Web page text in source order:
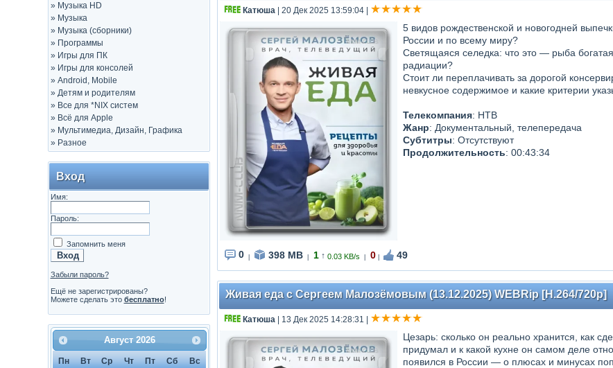
» Музыка HD
» Музыка
» Музыка (сборники)
» Программы
» Игры для ПК
» Игры для консолей
» Android, Mobile
» Детям и родителям
» Все для *NIX систем
» Всё для Apple
» Мультимедиа, Дизайн, Графика
» Разное
Вход
Имя:
Пароль:
Запомнить меня
Забыли пароль?
Ещё не зарегистрированы?
Можете сделать это бесплатно!
Август 2026
Пн Вт Ср Чт Пт Сб
Вс
Катюша| 20 Дек 2025 13:59:04|
5 видов рождественской и новогодней
России и по всему миру?
Светящаяся селедка: что это — рыба
радиации?
Стоит ли переплачивать за дорогой
невкусное содержимое и какие критерии
Телекомпания: НТВ
Жанр: Документальный, телепередача
Субтитры: Отсутствуют
Продолжительность: 00:43:34
0 398 MB 1 ↑ 0.03 KB/s 0 49
Живая еда с Сергеем Малозёмовым (13.12.2025) WEBRip [H.264/720p]
Катюша| 13 Дек 2025 14:28:31
Цезарь: сколько он реально хранится, как
придумал и к какой кухне он самом деле
появился в России — о плюсах и минусах